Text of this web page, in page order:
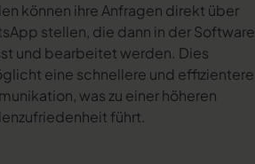
können ihre Anfragen direkt über
stellen, die dann in der Software
und bearbeitet werden. Dies
eine schnellere und effizientere
was zu einer höheren
führt.